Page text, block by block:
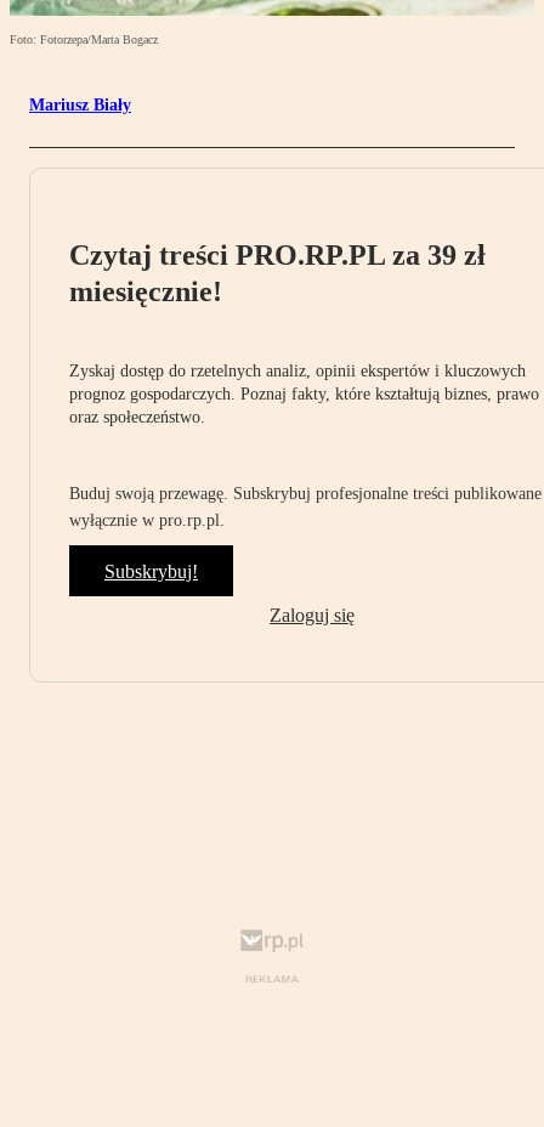
Foto: Fotorzepa/Marta Bogacz
Mariusz Biały
Czytaj treści PRO.RP.PL za 39 zł
miesięcznie!
Zyskaj dostęp do rzetelnych analiz, opinii ekspertów i kluczowych
prognoz gospodarczych. Poznaj fakty, które kształtują biznes, prawo
oraz społeczeństwo.
Buduj swoją przewagę. Subskrybuj profesjonalne treści publikowane
wyłącznie w pro.rp.pl.
Subskrybuj!
Zaloguj się